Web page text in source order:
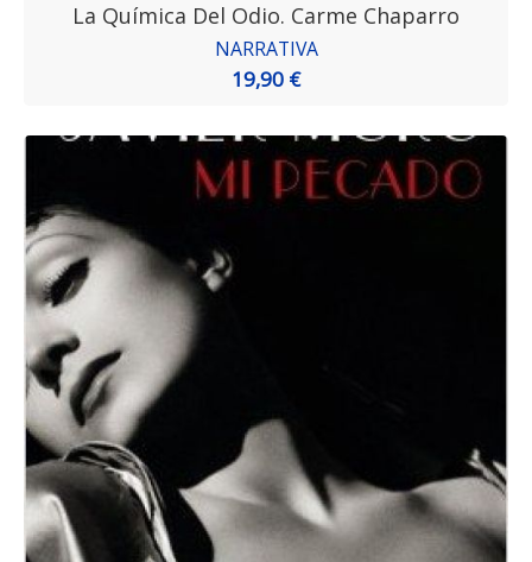
La Química Del Odio. Carme Chaparro
NARRATIVA
19,90 €